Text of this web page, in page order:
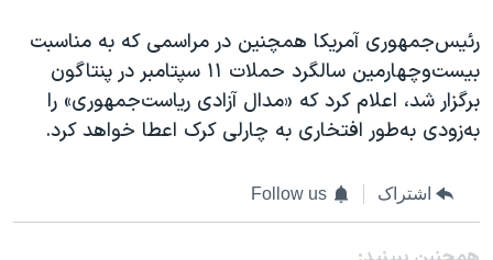
رئیس‌جمهوری آمریکا همچنین در مراسمی که به مناسبت
بیست‌وچهارمین سالگرد حملات ۱۱ سپتامبر در پنتاگون
برگزار شد، اعلام کرد که «مدال آزادی ریاست‌جمهوری» را
به‌زودی به‌طور افتخاری به چارلی کرک اعطا خواهد کرد.
اشتراک Follow us